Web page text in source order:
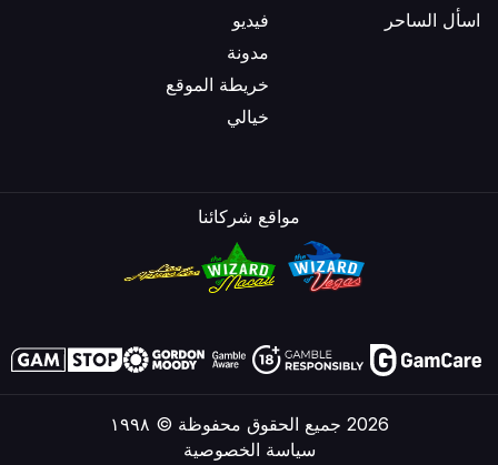
اسأل الساحر
فيديو
مدونة
خريطة الموقع
خيالي
مواقع شركائنا
2026 جميع الحقوق محفوظة © ١٩٩٨
سياسة الخصوصية